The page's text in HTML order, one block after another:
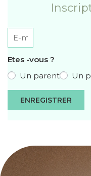
Etes -vous ?
Un parent
Un
ENREGISTRER